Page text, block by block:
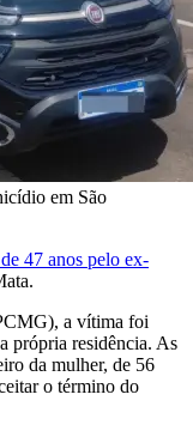
em São
47 anos pelo ex-
a vítima foi
própria residência. As
da mulher, de 56
o término do